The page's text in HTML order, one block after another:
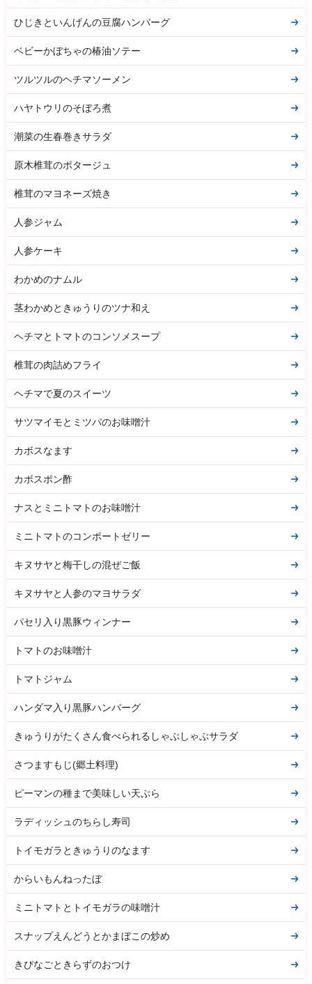
ひじきといんげんの豆腐ハンバーグ
ベビーかぼちゃの椿油ソテー
ツルツルのヘチマソーメン
ハヤトウリのそぼろ煮
潮菜の生春巻きサラダ
原木椎茸のポタージュ
椎茸のマヨネーズ焼き
人参ジャム
人参ケーキ
わかめのナムル
茎わかめときゅうりのツナ和え
ヘチマとトマトのコンソメスープ
椎茸の肉詰めフライ
ヘチマで夏のスイーツ
サツマイモとミツバのお味噌汁
カボスなます
カボスポン酢
ナスとミニトマトのお味噌汁
ミニトマトのコンポートゼリー
キヌサヤと梅干しの混ぜご飯
キヌサヤと人参のマヨサラダ
パセリ入り黒豚ウィンナー
トマトのお味噌汁
トマトジャム
ハンダマ入り黒豚ハンバーグ
きゅうりがたくさん食べられるしゃぶしゃぶサラダ
さつますもじ(郷土料理)
ピーマンの種まで美味しい天ぷら
ラディッシュのちらし寿司
トイモガラときゅうりのなます
からいもんねったぼ
ミニトマトとトイモガラの味噌汁
スナップえんどうとかまぼこの炒め
きびなごときらずのおつけ